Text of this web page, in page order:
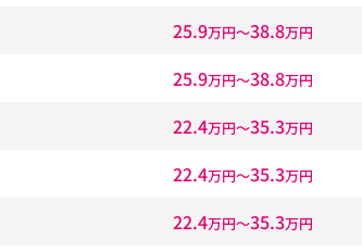
25.9万円〜38.8万円
25.9万円〜38.8万円
22.4万円〜35.3万円
22.4万円〜35.3万円
22.4万円〜35.3万円